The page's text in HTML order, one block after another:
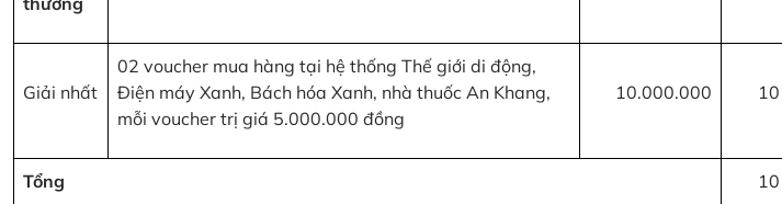
Giải nhất
02 voucher mua hàng tại hệ thống Thế giới di động,
Điện máy Xanh, Bách hóa Xanh, nhà thuốc An Khang,
mỗi voucher trị giá 5.000.000 đồng
10.000.000 10
Tổng 10